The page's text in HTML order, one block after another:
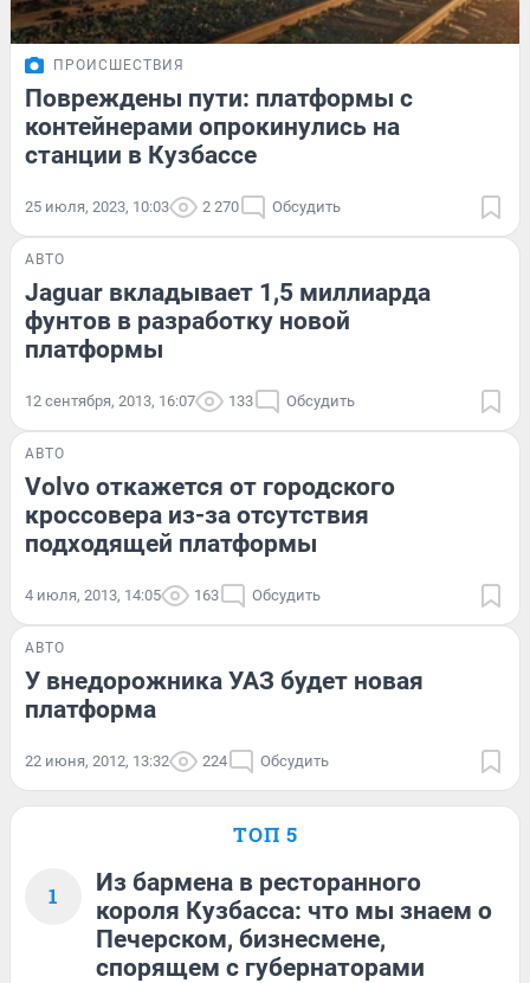
ПРОИСШЕСТВИЯ
Повреждены пути: платформы с
контейнерами опрокинулись на
станции в Кузбассе
25 июля, 2023, 10:03 2 270 Обсудить
АВТО
Jaguar вкладывает 1,5 миллиарда
фунтов в разработку новой
платформы
12 сентября, 2013, 16:07 133 Обсудить
АВТО
Volvo откажется от городского
кроссовера из-за отсутствия
подходящей платформы
4 июля, 2013, 14:05 163 Обсудить
АВТО
У внедорожника УАЗ будет новая
платформа
22 июня, 2012, 13:32 224 Обсудить
ТОП 5
1
Из бармена в ресторанного
короля Кузбасса: что мы знаем о
Печерском, бизнесмене,
спорящем с губернаторами